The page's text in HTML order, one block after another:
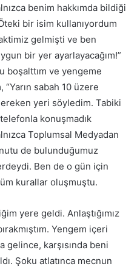
benim hakkımda bildiği
bir isim kullanıyordum
gelmişti ve ben
bir yer ayarlayacağım!”
boşalttım ve yengeme
sabah 10 üzere
yeri söyledim. Tabiki
konuşmadık
Toplumsal Medyadan
de bulunduğumuz
Ben de o gün için
kurallar oluşmuştu.
yere geldi. Anlaştığımız
Yengem içeri
gelince, karşısında beni
Şoku atlatınca mecnun